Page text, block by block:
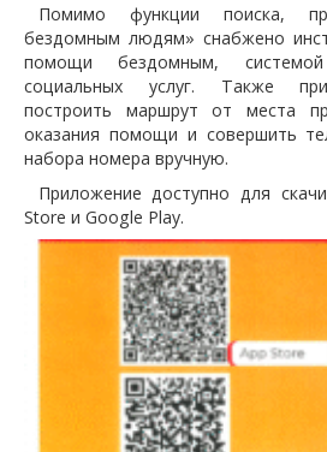
Помимо функции поиска,
бездомным людям» снабжено
помощи бездомным,
социальных услуг. Также
построить маршрут от места
оказания помощи и совершить
набора номера вручную.
Приложение доступно для
Store и Google Play.